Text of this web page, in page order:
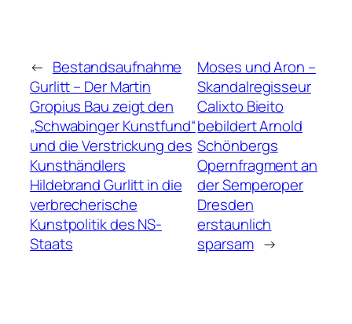
← Bestandsaufnahme
Gurlitt – Der Martin
Gropius Bau zeigt den
„Schwabinger Kunstfund“
und die Verstrickung des
Kunsthändlers
Hildebrand Gurlitt in die
verbrecherische
Kunstpolitik des NS-
Staats
Moses und Aron –
Skandalregisseur
Calixto Bieito
bebildert Arnold
Schönbergs
Opernfragment an
der Semperoper
Dresden
erstaunlich
sparsam →